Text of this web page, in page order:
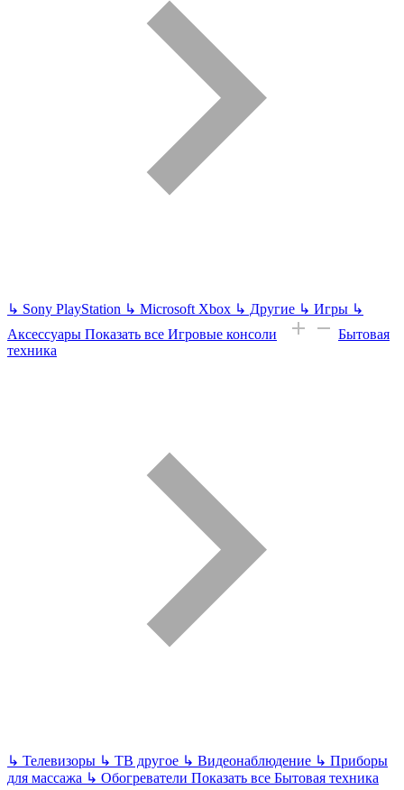
↳ Sony PlayStation ↳ Microsoft Xbox ↳ Другие ↳ Игры ↳
Аксессуары Показать все Игровые консоли
Бытовая
техника
↳ Телевизоры ↳ ТВ другое ↳ Видеонаблюдение ↳ Приборы
для массажа ↳ Обогреватели Показать все Бытовая техника